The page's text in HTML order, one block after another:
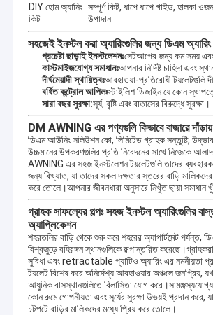
DIY হোম অ্যানিং
কিট
সম্পূর্ণ কিট, ধাপে ধাপে গাইড, হালকা ওজন
উপাদান
সহজেই ইনস্টল করা অ্যারিংগুলির জন্য ডিএম অ্যারিং
প্রচেষ্টা ছাড়াই ইনস্টলেশনঃসেটআপের জন্য কম সময় এবং
কাস্টমাইজযোগ্য সমাধানঃআপনার নির্দিষ্ট চাহিদা এবং
দীর্ঘমেয়াদী স্থায়িত্বঃআবহাওয়া-প্রতিরোধী টয়লেটগুলি
বর্ধিত কন্ট্রোল আপিলঃস্টাইলিশ ডিজাইন যে কোন
সারা বছর সুরক্ষা:সূর্য, বৃষ্টি এবং বাতাসের বিরুদ্ধে সুরক্ষা।
DM AWNING এর পণ্যগুলি কিভাবে বাজারে দাঁড়ায়
ডিএম আউনিং সলিউশন কো, লিমিটেড গ্রাহক সন্তুষ্টি,
উচ্চমানের উপকরণগুলির প্রতি নিবেদনের সাথে নিজেকে
AWNING এর সহজ ইনস্টলেশন টয়লেটগুলি তাদের
জন্য বিখ্যাত, যা তাদের সকল দক্ষতার স্তরের বাড়ি
করে তোলে।আপনার জীবনধারা অনুসারে নিখুঁত ছায়া সমাধান
গ্রাহক সাফল্যের গল্পঃ সহজ ইনস্টল অ্যারিংগুলির
অ্যাপ্লিকেশন
শহরতলির বাড়ি থেকে শুরু করে শহরের অ্যাপার্টমেন্ট পর্যন্ত,
বিশ্বজুড়ে বহিরঙ্গন স্থানগুলিকে রূপান্তরিত
সুবিধা এবং retractable প্যাটিও অ্যারিং এর নমনীয়তা
টয়লেট বিশেষ করে অনির্দেশ্য আবহাওয়ার অঞ্চলে জনপ্রিয়,
আধুনিক বাসস্থানগুলিতে বিলাসিতা যোগ
কোন রুমে গোপনীয়তা এবং সূর্যের সুরক্ষা উভয়ই প্রদান করে,
চটপটে বাড়ির মালিকদের মধ্যে প্রিয় করে তোলে।